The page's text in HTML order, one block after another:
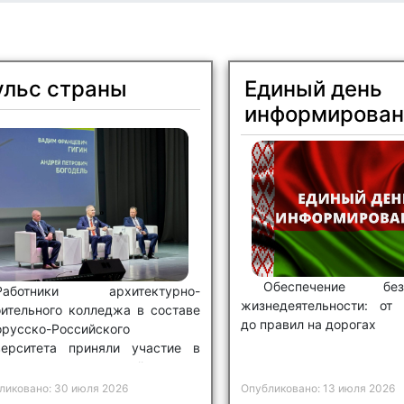
страны
архитектурно-
колледжа в составе
Российского
приняли участие в
политической встрече
страны».
30 июля 2026
Единый день
Обеспечение
жизнедеятельности: от
до правил на дорогах
Опубликовано: 13 июля 2026